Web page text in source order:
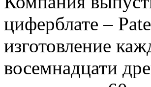
циферблате –
изготовление
восемнадцати